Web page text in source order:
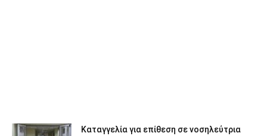
Καταγγελία για επίθεση σε νοσηλεύτρια